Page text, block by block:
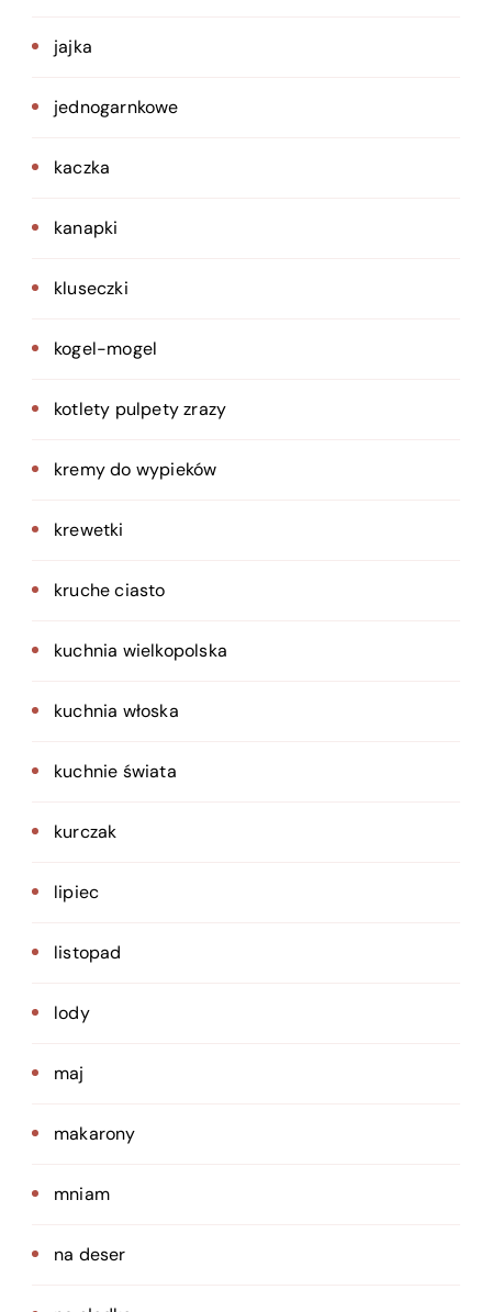
jajka
jednogarnkowe
kaczka
kanapki
kluseczki
kogel-mogel
kotlety pulpety zrazy
kremy do wypieków
krewetki
kruche ciasto
kuchnia wielkopolska
kuchnia włoska
kuchnie świata
kurczak
lipiec
listopad
lody
maj
makarony
mniam
na deser